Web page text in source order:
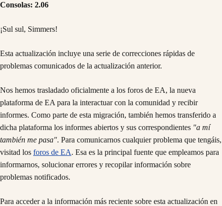
Consolas: 2.06
¡Sul sul, Simmers!
Esta actualización incluye una serie de correcciones rápidas de
problemas comunicados de la actualización anterior.
Nos hemos trasladado oficialmente a los foros de EA, la nueva
plataforma de EA para la interactuar con la comunidad y recibir
informes. Como parte de esta migración, también hemos transferido a
dicha plataforma los informes abiertos y sus correspondientes "a mí
también me pasa". Para comunicarnos cualquier problema que tengáis,
visitad los foros de EA. Esa es la principal fuente que empleamos para
informarnos, solucionar errores y recopilar información sobre
problemas notificados.
Para acceder a la información más reciente sobre esta actualización en